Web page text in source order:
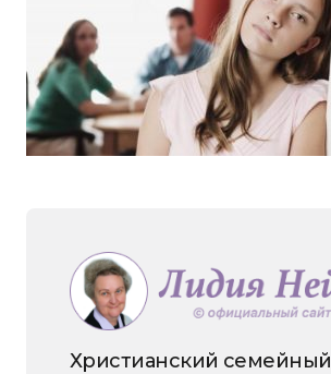
Христианский семейный